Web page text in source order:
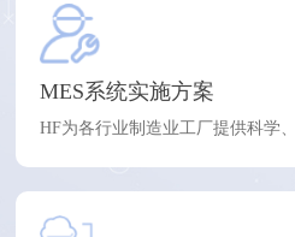
MES系统实施方案
HF为各行业制造业工厂提供科学